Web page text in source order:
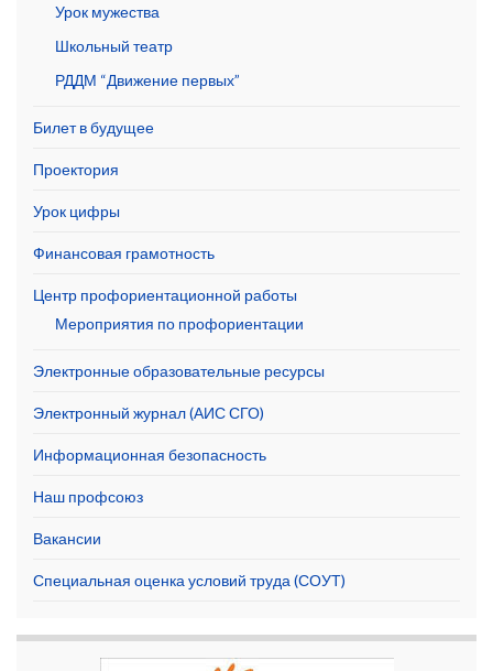
Урок мужества
Школьный театр
РДДМ “Движение первых”
Билет в будущее
Проектория
Урок цифры
Финансовая грамотность
Центр профориентационной работы
Мероприятия по профориентации
Электронные образовательные ресурсы
Электронный журнал (АИС СГО)
Информационная безопасность
Наш профсоюз
Вакансии
Специальная оценка условий труда (СОУТ)